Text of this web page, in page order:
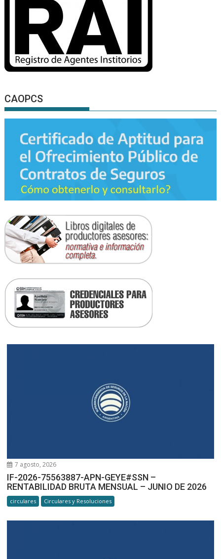
CAOPCS
7 agosto, 2026
IF-2026-75563887-APN-GEYE#SSN –
RENTABILIDAD BRUTA MENSUAL – JUNIO DE 2026
circulares Circulares y Resoluciones